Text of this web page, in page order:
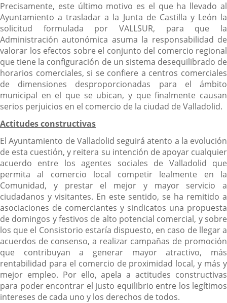
Precisamente, este último motivo es el que ha llevado al
Ayuntamiento a trasladar a la Junta de Castilla y León la
solicitud formulada por VALLSUR, para que la
Administración autonómica asuma la responsabilidad de
valorar los efectos sobre el conjunto del comercio regional
que tiene la configuración de un sistema desequilibrado de
horarios comerciales, si se confiere a centros comerciales
de dimensiones desproporcionadas para el ámbito
municipal en el que se ubican, y que finalmente causan
serios perjuicios en el comercio de la ciudad de Valladolid.
Actitudes constructivas
El Ayuntamiento de Valladolid seguirá atento a la evolución
de esta cuestión, y reitera su intención de apoyar cualquier
acuerdo entre los agentes sociales de Valladolid que
permita al comercio local competir lealmente en la
Comunidad, y prestar el mejor y mayor servicio a
ciudadanos y visitantes. En este sentido, se ha remitido a
asociaciones de comerciantes y sindicatos una propuesta
de domingos y festivos de alto potencial comercial, y sobre
los que el Consistorio estaría dispuesto, en caso de llegar a
acuerdos de consenso, a realizar campañas de promoción
que contribuyan a generar mayor atractivo, más
rentabilidad para el comercio de proximidad local, y más y
mejor empleo. Por ello, apela a actitudes constructivas
para poder encontrar el justo equilibrio entre los legítimos
intereses de cada uno y los derechos de todos.